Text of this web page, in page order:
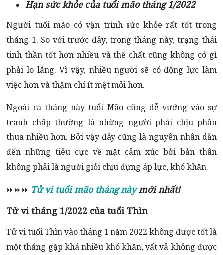
Hạn sức khỏe của tuổi mão tháng 1/2022
Người tuổi mão có vận trình sức khỏe rất tốt trong
tháng 1. So với trước đây, trong tháng này, trạng thái
tinh thần tốt hơn nhiều và thể chất cũng không có gì
phải lo lắng. Vì vậy, nhiều người sẽ có động lực làm
việc hơn và thậm chí ít mệt mỏi hơn.
Ngoài ra tháng này tuổi Mão cũng dễ vướng vào sự
tranh chấp thường là những người phải chịu phần
thua nhiều hơn. Bởi vậy đây cũng là nguyên nhân dẫn
đến những tiêu cực về mặt cảm xúc bởi bản thân
không phải là người giỏi chịu đựng áp lực, khó khăn.
⏩⏩⏩ Tử vi tuổi mão tháng nàymới nhất!
Tử vi tháng 1/2022 của tuổi Thìn
Tử vi tuổi Thìn vào tháng 1 năm 2022 không được tốt là
một tháng gặp khá nhiều khó khăn, vất vả không được